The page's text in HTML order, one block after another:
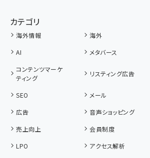
カテゴリ
海外情報 海外
AI
メタバース
コンテンツマーケ
ティング
リスティング広告
SEO メール
広告
音声ショッピング
売上向上
会員制度
LPO
アクセス解析